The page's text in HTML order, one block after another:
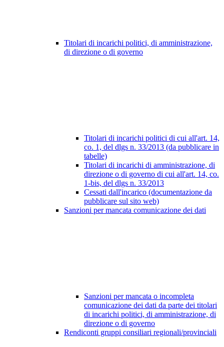
Titolari di incarichi politici, di amministrazione,
di direzione o di governo
Titolari di incarichi politici di cui all'art. 14,
co. 1, del dlgs n. 33/2013 (da pubblicare in
tabelle)
Titolari di incarichi di amministrazione, di
direzione o di governo di cui all'art. 14, co.
1-bis, del dlgs n. 33/2013
Cessati dall'incarico (documentazione da
pubblicare sul sito web)
Sanzioni per mancata comunicazione dei dati
Sanzioni per mancata o incompleta
comunicazione dei dati da parte dei titolari
di incarichi politici, di amministrazione, di
direzione o di governo
Rendiconti gruppi consiliari regionali/provinciali